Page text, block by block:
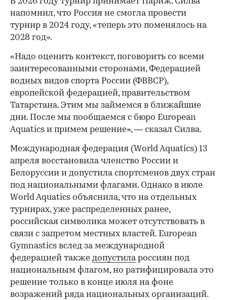
напомнил, что Россия не смогла провести
турнир в 2024 году, «теперь это поменялось на
2028 год».
«Надо оценить контекст, поговорить со всеми
заинтересованными сторонами, Федерацией
водных видов спорта России (ФВВСР),
европейской федерацией, правительством
Татарстана. Этим мы займемся в ближайшие
дни. После мы пообщаемся с бюро European
Aquatics и примем решение», — сказал Силва.
Международная федерация (World Aquatics) 13
апреля восстановила членство России и
Белоруссии и допустила спортсменов двух стран
под национальными флагами. Однако в июле
World Aquatics объяснила, что на отдельных
турнирах, уже распределенных ранее,
российская символика может отсутствовать в
связи с запретом местных властей. European
Gymnastics вслед за международной
федерацией также допустилароссиян под
национальным флагом, но ратифицировала это
решение только в конце июля на фоне
возражений ряда национальных организаций.